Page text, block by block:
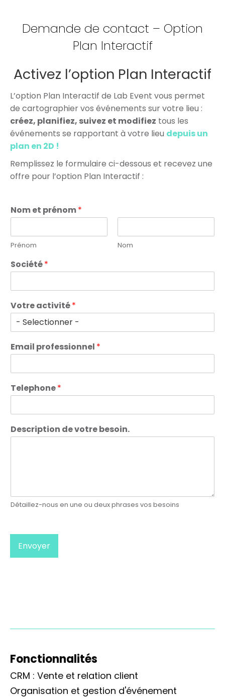
Demande de contact – Option
Plan Interactif
Activez l’option Plan Interactif
L’option Plan Interactif de Lab Event vous permet
de cartographier vos événements sur votre lieu :
créez, planifiez, suivez et modifiez tous les
événements se rapportant à votre lieu depuis un
plan en 2D !
Remplissez le formulaire ci-dessous et recevez une
offre pour l’option Plan Interactif :
Nom et prénom*
Prénom Nom
Société*
Votre activité*
Email professionnel *
Telephone*
Description de votre besoin.
Détaillez-nous en une ou deux phrases vos besoins
Envoyer
Fonctionnalités
CRM : Vente et relation client
Organisation et gestion d'événement